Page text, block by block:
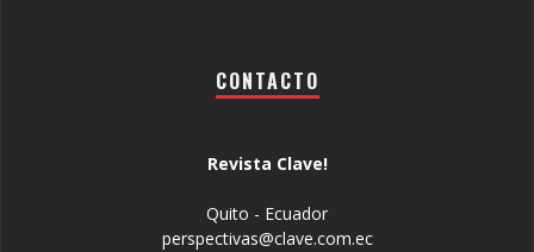
CONTACTO
Revista Clave!
Quito - Ecuador
perspectivas@clave.com.ec